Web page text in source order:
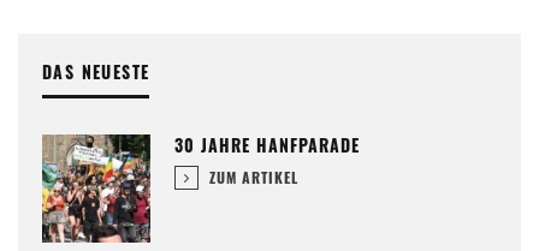
DAS NEUESTE
30 JAHRE HANFPARADE
ZUM ARTIKEL